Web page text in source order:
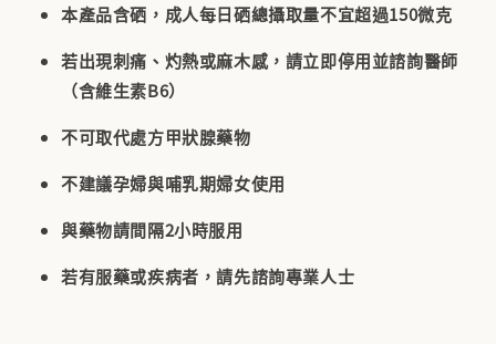
本產品含硒，成人每日硒總攝取量不宜超過150微克
若出現刺痛、灼熱或麻木感，請立即停用並諮詢醫師
（含維生素B6）
不可取代處方甲狀腺藥物
不建議孕婦與哺乳期婦女使用
與藥物請間隔2小時服用
若有服藥或疾病者，請先諮詢專業人士